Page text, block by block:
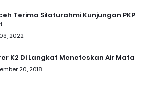
Terima Silaturahmi Kunjungan PKP
2022
K2 Di Langkat Meneteskan Air Mata
20, 2018